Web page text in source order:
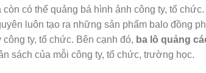
có thể quảng bá hình ảnh công ty, tổ chức.
luôn tạo ra những sản phẩm balo đồng
ty, tổ chức. Bên cạnh đó, ba lô quảng
sách của mỗi công ty, tổ chức, trường học.